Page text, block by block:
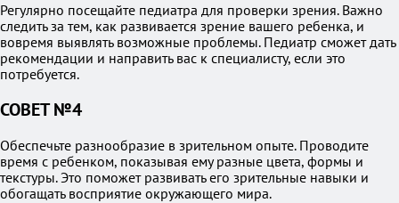
Регулярно посещайте педиатра для проверки зрения. Важно
следить за тем, как развивается зрение вашего ребенка, и
вовремя выявлять возможные проблемы. Педиатр сможет дать
рекомендации и направить вас к специалисту, если это
потребуется.
СОВЕТ №4
Обеспечьте разнообразие в зрительном опыте. Проводите
время с ребенком, показывая ему разные цвета, формы и
текстуры. Это поможет развивать его зрительные навыки и
обогащать восприятие окружающего мира.